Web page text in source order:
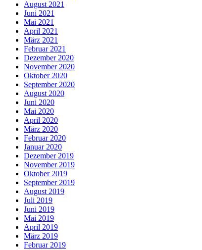
August 2021
Juni 2021
Mai 2021
April 2021
März 2021
Februar 2021
Dezember 2020
November 2020
Oktober 2020
September 2020
August 2020
Juni 2020
Mai 2020
April 2020
März 2020
Februar 2020
Januar 2020
Dezember 2019
November 2019
Oktober 2019
September 2019
August 2019
Juli 2019
Juni 2019
Mai 2019
April 2019
März 2019
Februar 2019